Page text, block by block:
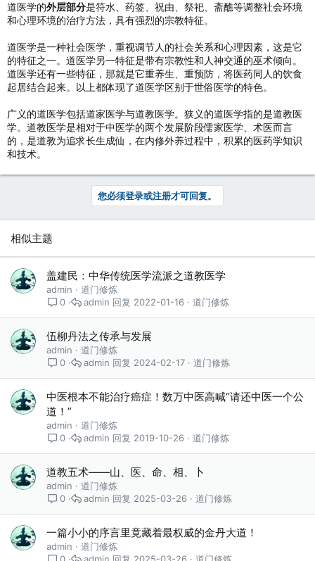
道医学的外层部分是符水、药签、祝由、祭祀、斋醮等调整社会环境
和心理环境的治疗方法，具有强烈的宗教特征。
道医学是一种社会医学，重视调节人的社会关系和心理因素，这是它
的特征之一。道医学另一特征是带有宗教性和人神交通的巫术倾向。
道医学还有一些特征，那就是它重养生、重预防，将医药同人的饮食
起居结合起来。以上都体现了道医学区别于世俗医学的特色。
广义的道医学包括道家医学与道教医学。狭义的道医学指的是道教医
学。道教医学是相对于中医学的两个发展阶段儒家医学、术医而言
的，是道教为追求长生成仙，在内修外养过程中，积累的医药学知识
和技术。
您必须登录或注册才可回复。
相似主题
盖建民：中华传统医学流派之道教医学
admin
道门修炼
0
道门修炼
2022-01-16
admin
伍柳丹法之传承与发展
admin
道门修炼
0
道门修炼
2024-02-17
admin
中医根本不能治疗癌症！数万中医高喊“请还中医一个公
道！”
admin
道门修炼
0
道门修炼
2019-10-26
admin
道教五术——山、医、命、相、卜
admin
道门修炼
0
道门修炼
2025-03-26
admin
一篇小小的序言里竟藏着最权威的金丹大道！
admin
道门修炼
道门修炼
2025-03-26
admin